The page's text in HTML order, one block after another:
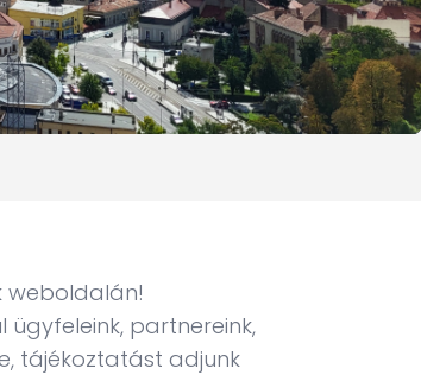
weboldalán!
partnereink,
tájékoztatást adjunk